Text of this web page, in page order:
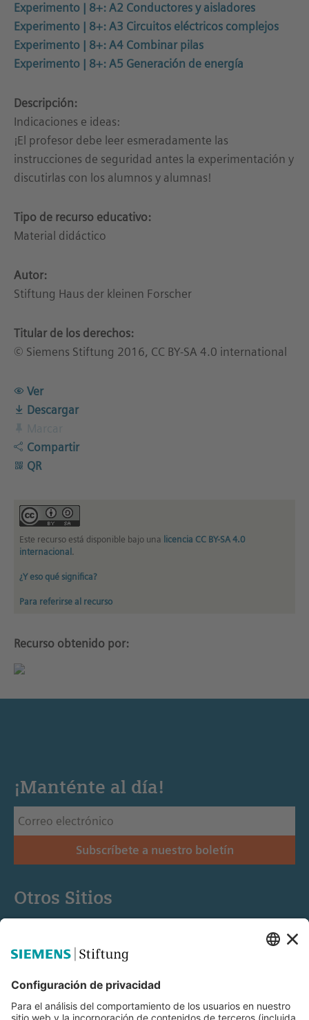
Experimento | 8+: A2 Conductores y aisladores
Experimento | 8+: A3 Circuitos eléctricos complejos
Experimento | 8+: A4 Combinar pilas
Experimento | 8+: A5 Generación de energía
Descripción:
Indicaciones e ideas:
¡El profesor debe leer esmeradamente las
instrucciones de seguridad antes la experimentación y
discutirlas con los alumnos y alumnas!
Tipo de recurso educativo:
Material didáctico
Autor:
Stiftung Haus der kleinen Forscher
Titular de los derechos:
© Siemens Stiftung 2016, CC BY-SA 4.0 international
Ver
Descargar
Compartir
QR
Este recurso está disponible bajo una licencia CC BY-SA 4.0
internacional .
¿Y eso qué significa?
Para referirse al recurso
Recurso obtenido por:
¡Manténte al día!
Subscríbete a nuestro boletín
Otros Sitios
Educación STEM
Mediaportal